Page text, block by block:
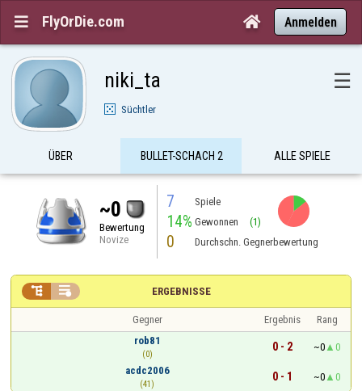
 FlyOrDie.com  Anmelden
niki_ta ☰
Süchtler
ÜBER BULLET-SCHACH 2 ALLE SPIELE
~0
Bewertung
Novize
7 Spiele
14% Gewonnen (1)
0 Durchschn. Gegnerbewertung
ERGEBNISSE
 
Gegner Ergebnis
Rang
rob81
(0)
0 - 2 ~0
0
acdc2006
(41)
0 - 1 ~0 0